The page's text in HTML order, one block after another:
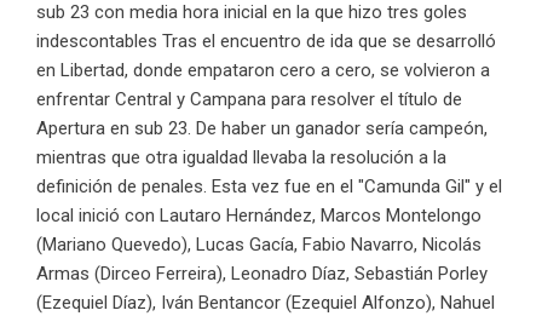
sub 23 con media hora inicial en la que hizo tres goles
indescontables Tras el encuentro de ida que se desarrolló
en Libertad, donde empataron cero a cero, se volvieron a
enfrentar Central y Campana para resolver el título de
Apertura en sub 23. De haber un ganador sería campeón,
mientras que otra igualdad llevaba la resolución a la
definición de penales. Esta vez fue en el "Camunda Gil" y el
local inició con Lautaro Hernández, Marcos Montelongo
(Mariano Quevedo), Lucas Gacía, Fabio Navarro, Nicolás
Armas (Dirceo Ferreira), Leonadro Díaz, Sebastián Porley
(Ezequiel Díaz), Iván Bentancor (Ezequiel Alfonzo), Nahuel